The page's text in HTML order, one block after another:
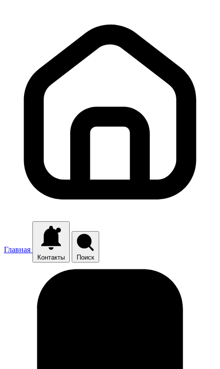
Главная
Контакты Поиск